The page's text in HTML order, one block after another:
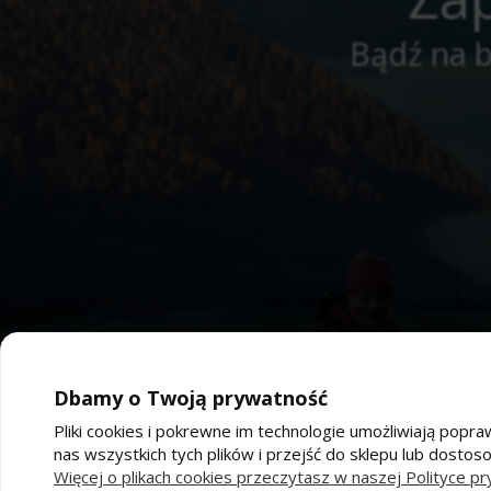
Bądź na
Pomoc
Dbamy o Twoją prywatność
Pliki cookies i pokrewne im technologie umożliwiają
nas wszystkich tych plików i przejść do sklepu lub
Więcej o plikach cookies przeczytasz w naszej Polityce